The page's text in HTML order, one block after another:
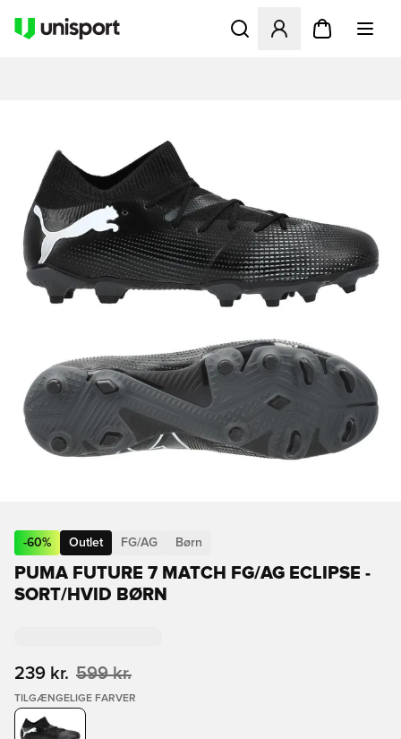
Åbner en Modal til at
-60% Outlet FG/AG Børn
PUMA FUTURE 7 MATCH FG/AG ECLIPSE -
SORT/HVID BØRN
239 kr. 599 kr.
TILGÆNGELIGE FARVER